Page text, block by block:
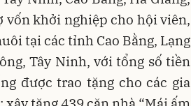
vốn khởi nghiệp cho hội viên,
tại các tỉnh Cao Bằng, Lạng
Tây Ninh, với tổng số tiền
được trao tặng cho các gia